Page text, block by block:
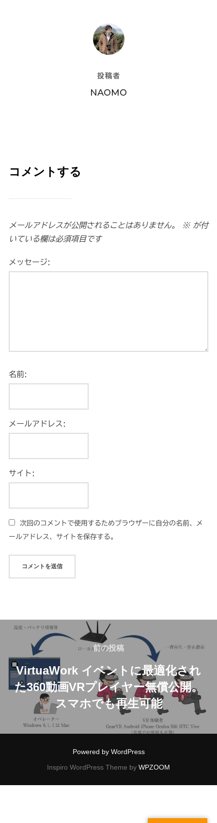
投稿者
投稿者
NAOMO
コメントする
メールアドレスが公開されることはありません。 ※が付
いている欄は必須項目です
メッセージ:
名前:
メールアドレス:
サイト:
次回のコメントで使用するためブラウザーに自分の名前、メ
ールアドレス、サイトを保存する。
ナ
ビ
ー
前
投
稿
前の投稿
VirtuaWork イベントに最適化され
た360動画VRプレイヤー無償公開。
スマホでも再生可能
Powered by WordPress
Inspiro WordPress Theme by WPZOOM